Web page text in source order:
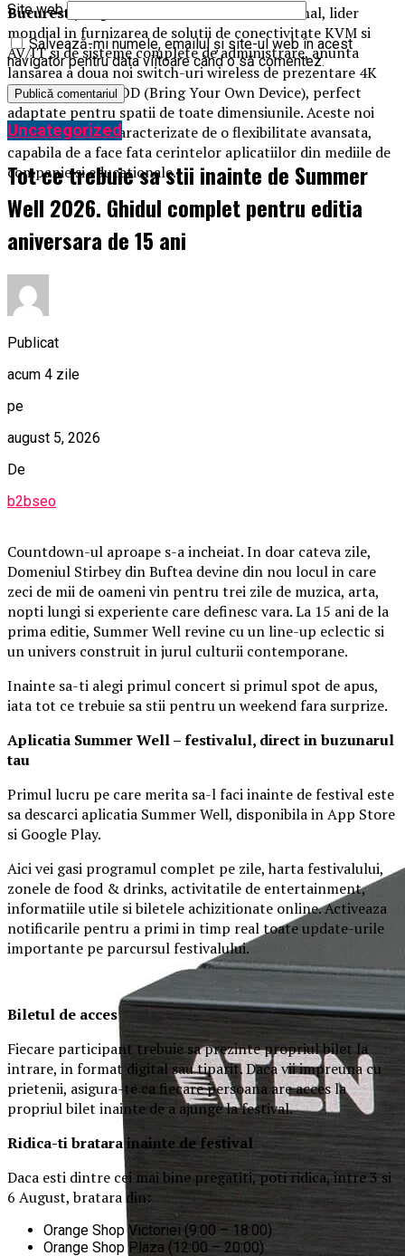
Bucuresti,
ATEN International, lider
mondial in furnizarea de solutii de conectivitate KVM si
AV/IT si de sisteme complete de administrare, anunta
lansarea a doua noi switch-uri wireless de prezentare 4K
pentru solutii BYOD (Bring Your Own Device), perfect
adaptate pentru spatii de toate dimensiunile. Aceste noi
switch-uri sunt caracterizate de o flexibilitate avansata,
capabila de a face fata cerintelor aplicatiilor din mediile de
companie si educationale.
Site web
Salvează-mi numele, emailul și site-ul web în acest
navigator pentru data viitoare când o să comentez.
Uncategorized
Tot ce trebuie sa stii inainte de Summer
Well 2026. Ghidul complet pentru editia
aniversara de 15 ani
Publicat
acum 4 zile
pe
august 5, 2026
De
b2bseo
Countdown-ul aproape s-a incheiat. In doar cateva zile,
Domeniul Stirbey din Buftea devine din nou locul in care
zeci de mii de oameni vin pentru trei zile de muzica, arta,
nopti lungi si experiente care definesc vara. La 15 ani de la
prima editie, Summer Well revine cu un line-up eclectic si
un univers construit in jurul culturii contemporane.
Inainte sa-ti alegi primul concert si primul spot de apus,
iata tot ce trebuie sa stii pentru un weekend fara surprize.
Aplicatia Summer Well– festivalul, direct in buzunarul
tau
Primul lucru pe care merita sa-l faci inainte de festival este
sa descarci aplicatia Summer Well, disponibila in App Store
si Google Play.
Aici vei gasi programul complet pe zile, harta festivalului,
zonele de food & drinks, activitatile de entertainment,
informatiile utile si biletele achizitionate online. Activeaza
notificarile pentru a primi in timp real toate update-urile
importante pe parcursul festivalului.
Biletul de acces
Fiecare participant trebuie sa prezinte propriul bilet la
intrare, in format digital sau tiparit. Daca vii impreuna cu
prietenii, asigura-te ca fiecare persoana are acces la
propriul bilet inainte de a ajunge la festival.
Ridica-ti bratarainainte de festival
Daca esti dintre cei mai bine pregatiti, poti ridica, intre 3 si
6 August, bratara din:
Orange Shop Victoriei (9:00 – 18:00)
Orange Shop Plaza (12:00 – 20:00)